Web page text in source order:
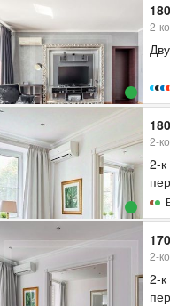
2-
2-
2-
2-
2-